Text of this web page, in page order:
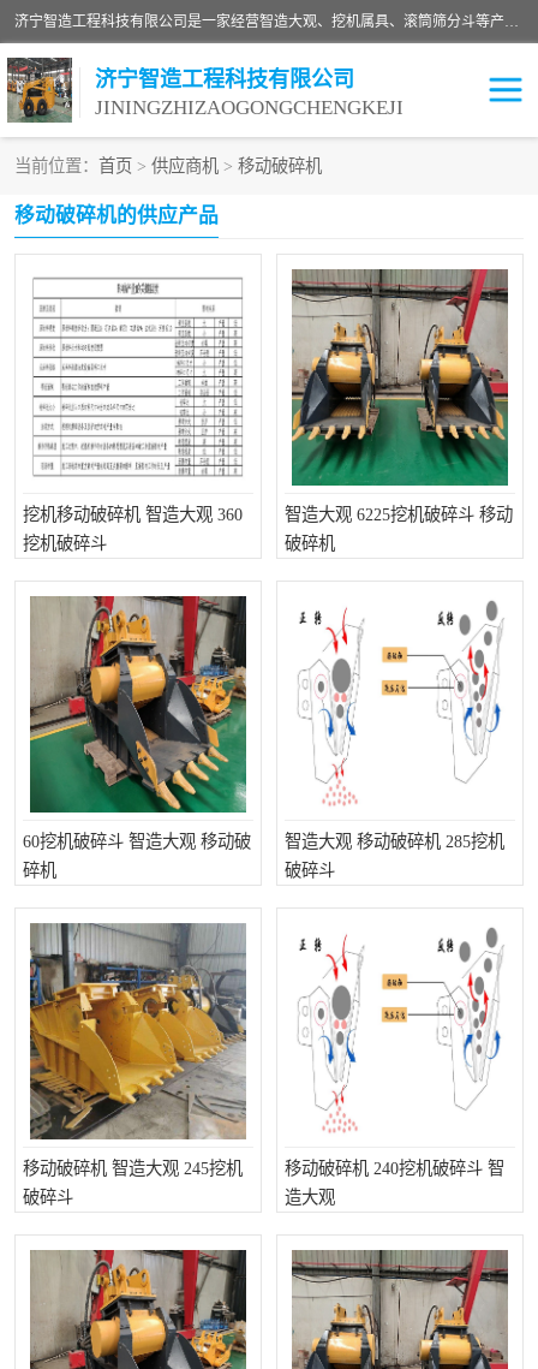
济宁智造工程科技有限公司是一家经营智造大观、挖机属具、滚筒筛分斗等产品的滑移装载机厂家。济宁智造工程科技有限公司奉行以质量赢得用户，诚信为本，互利共赢的宗旨，依靠雄厚的技术力量，科学的管理制度，先进的加工检测设备，始终坚持以客户为中心，免费咨询！
济宁智造工程科技有限公司
JININGZHIZAOGONGCHENGKEJI
当前位置： 首页 > 供应商机 > 移动破碎机
移动破碎机的供应产品
挖机移动破碎机 智造大观 360
挖机破碎斗
智造大观 6225挖机破碎斗 移动
破碎机
60挖机破碎斗 智造大观 移动破
碎机
智造大观 移动破碎机 285挖机
破碎斗
移动破碎机 智造大观 245挖机
破碎斗
移动破碎机 240挖机破碎斗 智
造大观
振动夯
移动破碎机
滚筒筛分斗 粉碎钳
液压剪 土壤修复
铣刨机 开沟机
伐木机 破碎机
打桩机 压路机
枕木机 滑移装载机
清扫器 割草机
挖树机 拓荒机
液压剪维修
挖掘机破碎斗 拇指夹